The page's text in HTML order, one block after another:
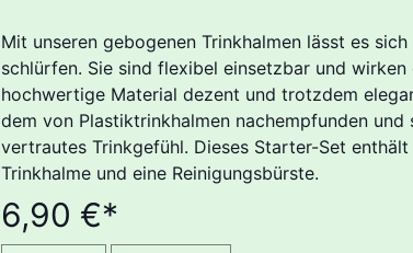
Mit unseren gebogenen Trinkhalmen lässt es
schlürfen. Sie sind flexibel einsetzbar und wirken
hochwertige Material dezent und trotzdem
dem von Plastiktrinkhalmen nachempfunden
vertrautes Trinkgefühl. Dieses Starter-Set
Trinkhalme und eine Reinigungsbürste.
6,90 €*